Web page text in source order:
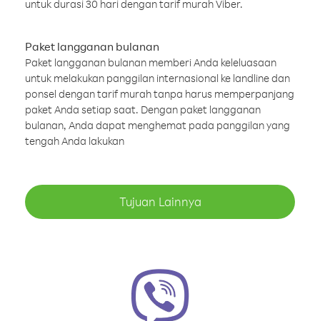
untuk durasi 30 hari dengan tarif murah Viber.
Paket langganan bulanan
Paket langganan bulanan memberi Anda keleluasaan
untuk melakukan panggilan internasional ke landline dan
ponsel dengan tarif murah tanpa harus memperpanjang
paket Anda setiap saat. Dengan paket langganan
bulanan, Anda dapat menghemat pada panggilan yang
tengah Anda lakukan
Tujuan Lainnya